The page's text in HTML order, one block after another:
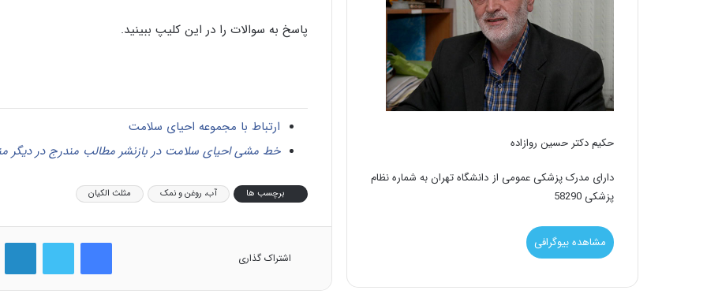
پاسخ به سوالات را در این کلیپ ببینید.
ارتباط با مجموعه احیای سلامت
خط مشی احیای سلامت در بازنشر مطالب مندرج در دیگر
برچسب ها آب، روغن و نمک مثلث الکیان
اشتراک گذاری
فیس بوک
حکیم دکتر حسین روازاده
دارای مدرک پزشکی عمومی از دانشگاه تهران به شماره نظام
پزشکی 58290
مشاهده بیوگرافی